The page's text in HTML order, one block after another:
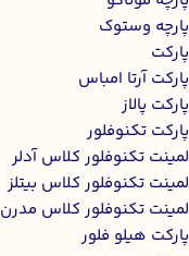
پارچه وستوک
پارکت
پارکت آرتا امباس
پارکت پالاز
پارکت تکنوفلور
لمینت تکنوفلور کلاس آدلر
لمینت تکنوفلور کلاس بیتلز
لمینت تکنوفلور کلاس مدرن
پارکت هیلو فلور